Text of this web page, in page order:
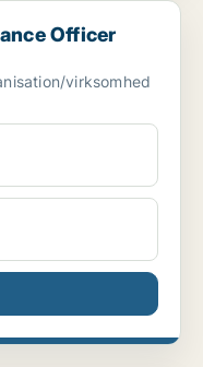
Scandinavia ...
Officer
virksomhed